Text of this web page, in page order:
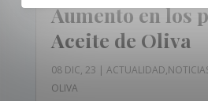
Aumento en los
Aceite de Oliva
08 DIC, 23 | ACTUALIDAD,
OLIVA